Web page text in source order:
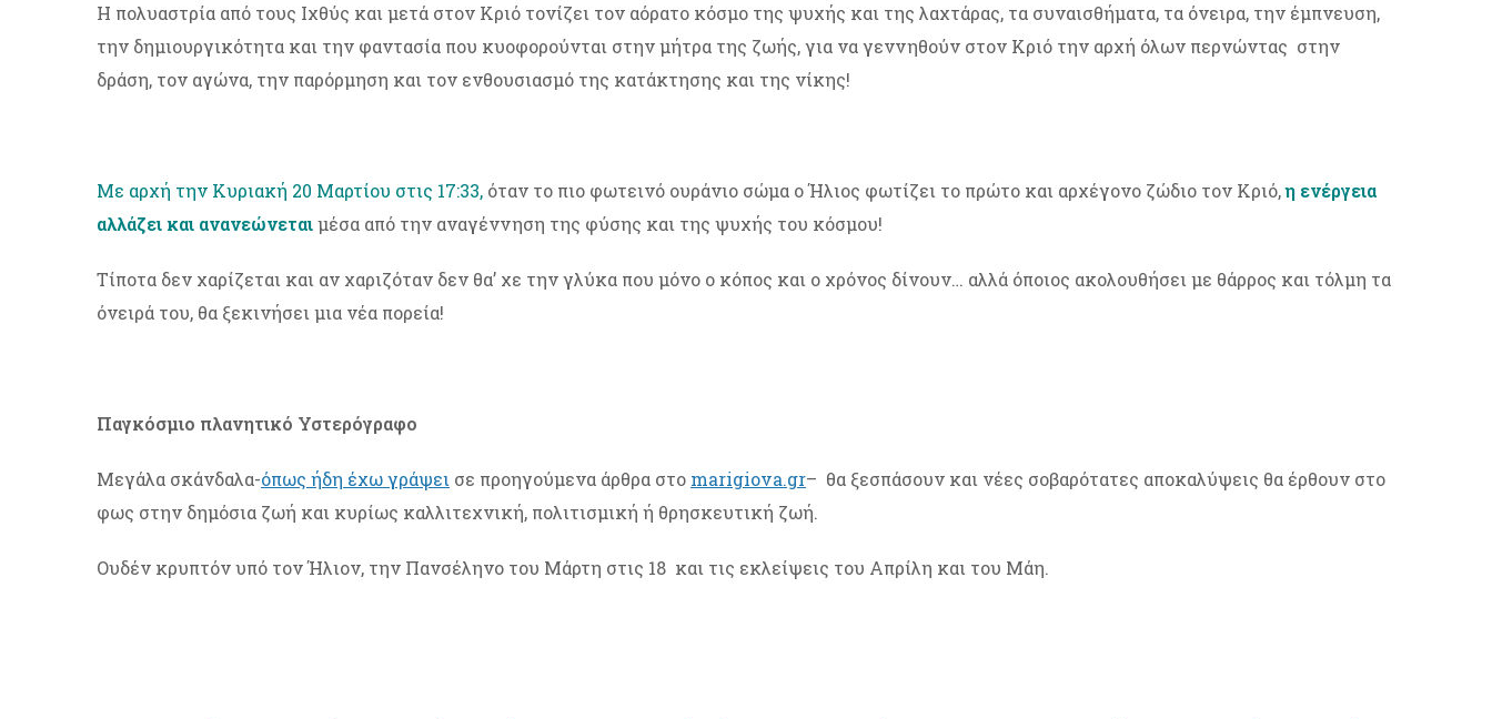
Η πολυαστρία από τους Ιχθύς και μετά στον Κριό τονίζει τον αόρατο κόσμο της ψυχής και της λαχτάρας, τα συναισθήματα, τα όνειρα, την έμπνευση,
την δημιουργικότητα και την φαντασία που κυοφορούνται στην μήτρα της ζωής, για να γεννηθούν στον Κριό την αρχή όλων περνώντας στην
δράση, τον αγώνα, την παρόρμηση και τον ενθουσιασμό της κατάκτησης και της νίκης!
Με αρχή την Κυριακή 20 Μαρτίου στις 17:33, όταν το πιο φωτεινό ουράνιο σώμα ο Ήλιος φωτίζει το πρώτο και αρχέγονο ζώδιο τον Κριό,η ενέργεια
αλλάζει και ανανεώνεταιμέσα από την αναγέννηση της φύσης και της ψυχής του κόσμου!
Τίποτα δεν χαρίζεται και αν χαριζόταν δεν θα’ χε την γλύκα που μόνο ο κόπος και ο χρόνος δίνουν… αλλά όποιος ακολουθήσει με θάρρος και τόλμη τα
όνειρά του, θα ξεκινήσει μια νέα πορεία!
Παγκόσμιο πλανητικό Υστερόγραφο
Μεγάλα σκάνδαλα-όπως ήδη έχω γράψει σε προηγούμενα άρθρα στο marigiova.gr– θα ξεσπάσουν και νέες σοβαρότατες αποκαλύψεις θα έρθουν στο
φως στην δημόσια ζωή και κυρίως καλλιτεχνική, πολιτισμική ή θρησκευτική ζωή.
Ουδέν κρυπτόν υπό τον Ήλιον, την Πανσέληνο του Μάρτη στις 18 και τις εκλείψεις του Απρίλη και του Μάη.